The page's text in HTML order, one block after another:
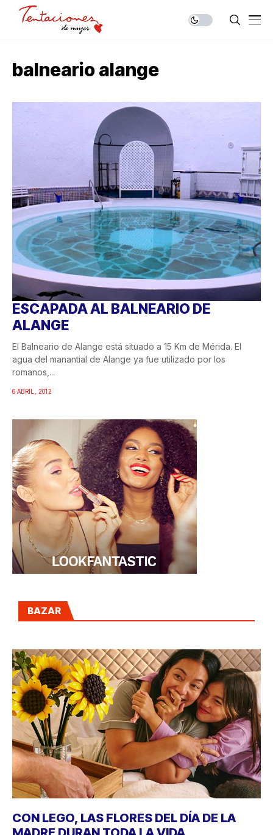
balneario alange
ESCAPADA AL BALNEARIO DE
ALANGE
El Balneario de Alange está situado a 15 Km de Mérida. El
agua del manantial de Alange ya fue utilizado por los
romanos,...
6 ABRIL, 2012
BAZAR
CON LEGO, LAS FLORES DEL DÍA DE LA